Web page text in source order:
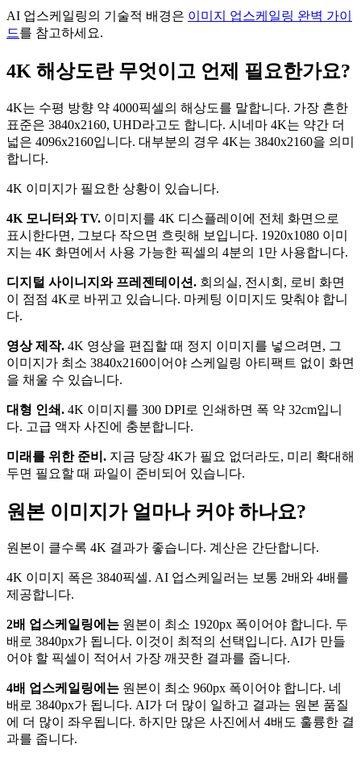
AI 업스케일링의 기술적 배경은 이미지 업스케일링 완벽 가이
드를 참고하세요.
4K 해상도란 무엇이고 언제 필요한가요?
4K는 수평 방향 약 4000픽셀의 해상도를 말합니다. 가장 흔한
표준은 3840x2160, UHD라고도 합니다. 시네마 4K는 약간 더
넓은 4096x2160입니다. 대부분의 경우 4K는 3840x2160을 의미
합니다.
4K 이미지가 필요한 상황이 있습니다.
4K 모니터와 TV. 이미지를 4K 디스플레이에 전체 화면으로
표시한다면, 그보다 작으면 흐릿해 보입니다. 1920x1080 이미
지는 4K 화면에서 사용 가능한 픽셀의 4분의 1만 사용합니다.
디지털 사이니지와 프레젠테이션. 회의실, 전시회, 로비 화면
이 점점 4K로 바뀌고 있습니다. 마케팅 이미지도 맞춰야 합니
다.
영상 제작. 4K 영상을 편집할 때 정지 이미지를 넣으려면, 그
이미지가 최소 3840x2160이어야 스케일링 아티팩트 없이 화면
을 채울 수 있습니다.
대형 인쇄. 4K 이미지를 300 DPI로 인쇄하면 폭 약 32cm입니
다. 고급 액자 사진에 충분합니다.
미래를 위한 준비. 지금 당장 4K가 필요 없더라도, 미리 확대해
두면 필요할 때 파일이 준비되어 있습니다.
원본 이미지가 얼마나 커야 하나요?
원본이 클수록 4K 결과가 좋습니다. 계산은 간단합니다.
4K 이미지 폭은 3840픽셀. AI 업스케일러는 보통 2배와 4배를
제공합니다.
2배 업스케일링에는 원본이 최소 1920px 폭이어야 합니다. 두
배로 3840px가 됩니다. 이것이 최적의 선택입니다. AI가 만들
어야 할 픽셀이 적어서 가장 깨끗한 결과를 줍니다.
4배 업스케일링에는 원본이 최소 960px 폭이어야 합니다. 네
배로 3840px가 됩니다. AI가 더 많이 일하고 결과는 원본 품질
에 더 많이 좌우됩니다. 하지만 많은 사진에서 4배도 훌륭한 결
과를 줍니다.